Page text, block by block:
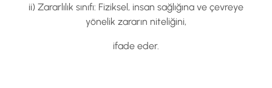
ii) Zararlılık sınıfı: Fiziksel, insan sağlığına ve çevreye
yönelik zararın niteliğini,
ifade eder.